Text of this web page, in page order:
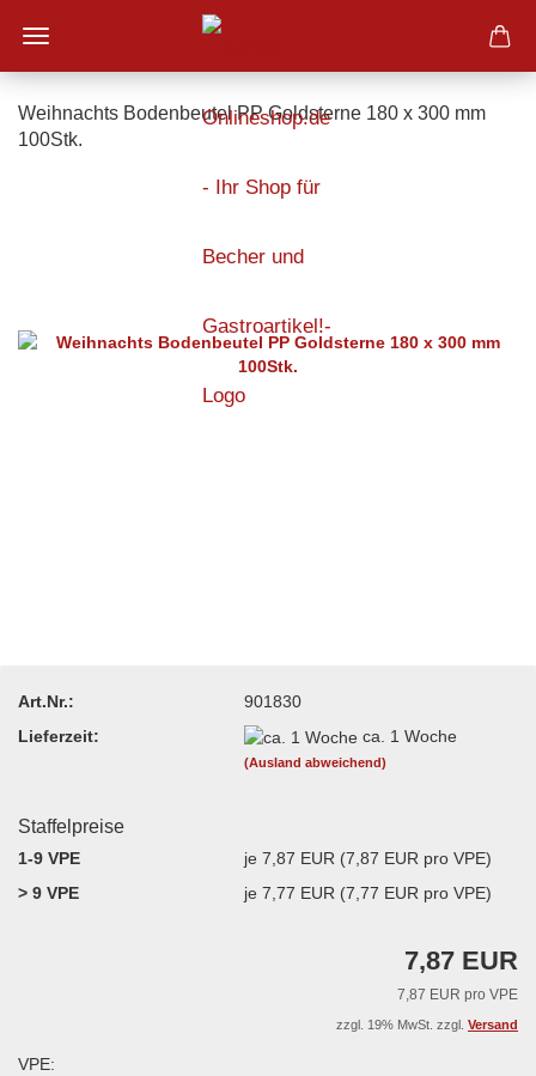
Weihnachts Bodenbeutel PP Goldsterne 180 x 300 mm
100Stk.
Art.Nr.:
901830
Lieferzeit:
ca. 1 Woche
(Ausland abweichend)
Staffelpreise
1-9 VPE
je 7,87 EUR (7,87 EUR pro VPE)
> 9 VPE
je 7,77 EUR (7,77 EUR pro VPE)
7,87 EUR
7,87 EUR pro VPE
zzgl. 19% MwSt. zzgl. Versand
VPE: